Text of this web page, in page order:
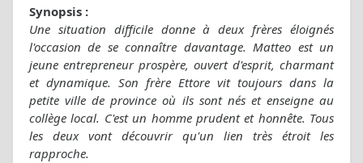
Synopsis :
Une situation difficile donne à deux frères éloignés
l'occasion de se connaître davantage. Matteo est un
jeune entrepreneur prospère, ouvert d'esprit, charmant
et dynamique. Son frère Ettore vit toujours dans la
petite ville de province où ils sont nés et enseigne au
collège local. C'est un homme prudent et honnête. Tous
les deux vont découvrir qu'un lien très étroit les
rapproche.